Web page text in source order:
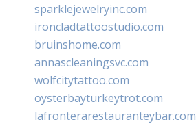
sparklejewelryinc.com
ironcladtattoostudio.com
bruinshome.com
annascleaningsvc.com
wolfcitytattoo.com
oysterbayturkeytrot.com
lafronterarestauranteybar.com